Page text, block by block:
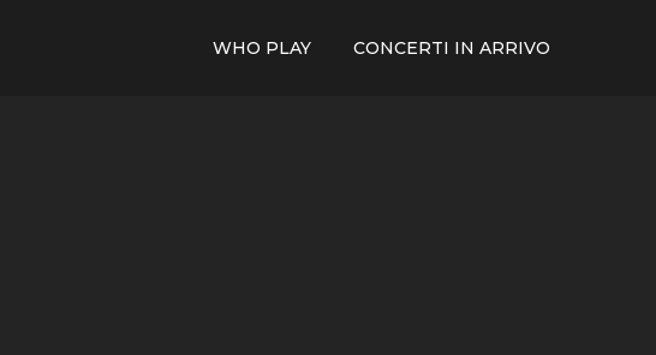
WHO PLAY CONCERTI IN ARRIVO